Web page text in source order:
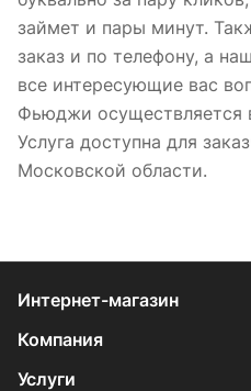
займет и пары минут.
заказ и по телефону, а
все интересующие вас
Фьюджи осуществляется
Услуга доступна для
Московской области.
Интернет-магазин
Компания
Услуги